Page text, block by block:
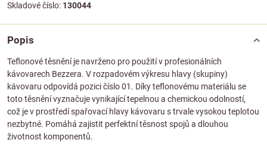
Skladové číslo: 130044
Popis
Teflonové těsnění je navrženo pro použití v profesionálních
kávovarech Bezzera. V rozpadovém výkresu hlavy (skupiny)
kávovaru odpovídá pozici číslo 01. Díky teflonovému materiálu se
toto těsnění vyznačuje vynikající tepelnou a chemickou odolností,
což je v prostředí spařovací hlavy kávovaru s trvale vysokou teplotou
nezbytné. Pomáhá zajistit perfektní těsnost spojů a dlouhou
životnost komponentů.